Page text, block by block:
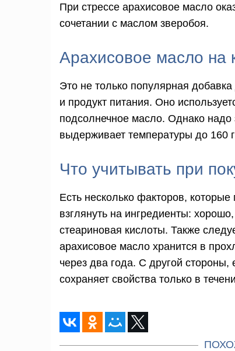
При стрессе арахисовое масло
сочетании с маслом зверобоя.
Арахисовое масло на
Это не только популярная
и продукт питания. Оно
подсолнечное масло. Однако надо
выдерживает температуры до 160
Что учитывать при
Есть несколько факторов, которые
взглянуть на ингредиенты:
стеариновая кислоты. Также
арахисовое масло хранится в
через два года. С другой
сохраняет свойства только в